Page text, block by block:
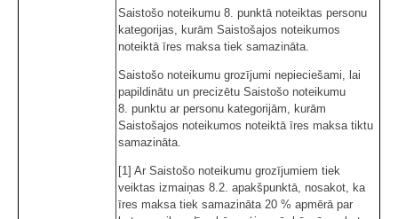
Saistošo noteikumu 8. punktā noteiktas personu
kategorijas, kurām Saistošajos noteikumos
noteiktā īres maksa tiek samazināta.
Saistošo noteikumu grozījumi nepieciešami, lai
papildinātu un precizētu Saistošo noteikumu
8. punktu ar personu kategorijām, kurām
Saistošajos noteikumos noteiktā īres maksa tiktu
samazināta.
[1] Ar Saistošo noteikumu grozījumiem tiek
veiktas izmaiņas 8.2. apakšpunktā, nosakot, ka
īres maksa tiek samazināta 20 % apmērā par